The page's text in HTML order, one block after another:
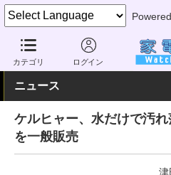
カテゴリ ログイン
家電 Watch 生活家電 家事家電
ニュース
ケルヒャー、水だけで汚
を一般販売
津